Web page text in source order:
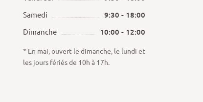
Samedi 9:30 - 18:00
Dimanche 10:00 - 12:00
* En mai, ouvert le dimanche, le lundi et
les jours fériés de 10h à 17h.